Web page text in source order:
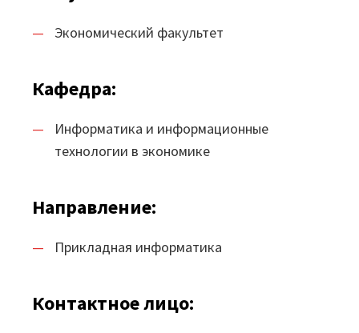
Для аналитиков
Для IT-специалистов
Маркетплейс
Готовые решения
Библиотеки компонентов
Экономический факультет
Кафедра:
Информатика и информационные
технологии в экономике
Направление:
Прикладная информатика
Контактное лицо: